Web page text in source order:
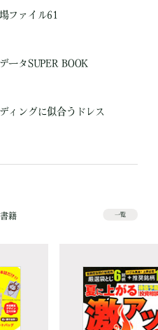
ファイル61
ータSUPER BOOK
ィングに似合うドレス
籍 一覧